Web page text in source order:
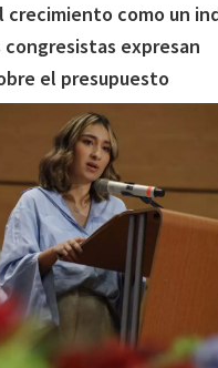
crecimiento como un
expresan
el presupuesto